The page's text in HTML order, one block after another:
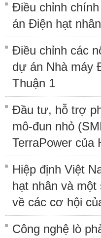
Điều chỉnh
án Điện hạt
Điều chỉnh các
dự án Nhà máy
Thuận 1
Đầu tư, hỗ trợ
mô-đun nhỏ
TerraPower của
Hiệp định Việt
hạt nhân và một
về các cơ hội
Công nghệ lò